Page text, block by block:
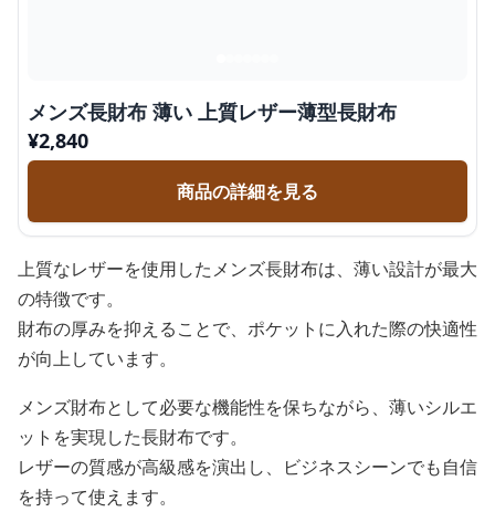
メンズ長財布 薄い 上質レザー薄型長財布
¥2,840
商品の詳細を見る
上質なレザーを使用したメンズ長財布は、薄い設計が最大
の特徴です。
財布の厚みを抑えることで、ポケットに入れた際の快適性
が向上しています。
メンズ財布として必要な機能性を保ちながら、薄いシルエ
ットを実現した長財布です。
レザーの質感が高級感を演出し、ビジネスシーンでも自信
を持って使えます。